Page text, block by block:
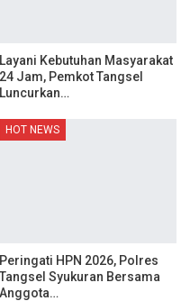
Layani Kebutuhan Masyarakat
24 Jam, Pemkot Tangsel
Luncurkan…
HOT NEWS
Peringati HPN 2026, Polres
Tangsel Syukuran Bersama
Anggota…